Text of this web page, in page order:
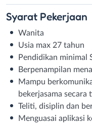
Syarat Pekerjaan
Wanita
Usia max 27 tahun
Pendidikan minimal
Berpenampilan
Mampu
bekerjasama secara
Teliti, disiplin dan
Menguasai aplikasi